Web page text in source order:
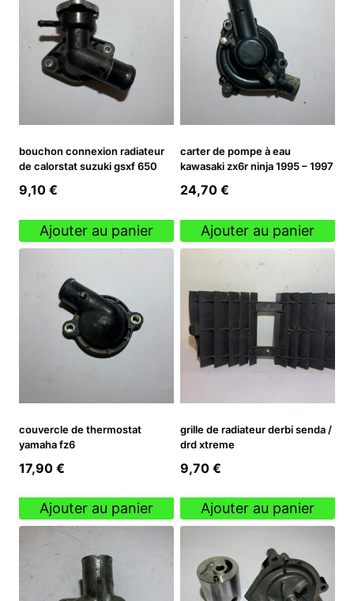
bouchon connexion radiateur
de calorstat suzuki gsxf 650
9,10 €
Ajouter au panier
carter de pompe à eau
kawasaki zx6r ninja 1995 – 1997
24,70 €
Ajouter au panier
couvercle de thermostat
yamaha fz6
17,90 €
Ajouter au panier
grille de radiateur derbi senda /
drd xtreme
9,70 €
Ajouter au panier